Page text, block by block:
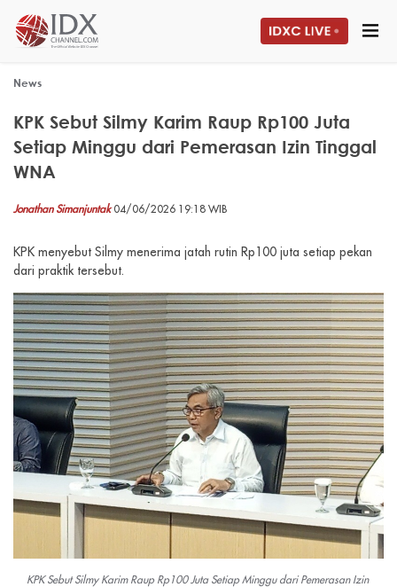
News
KPK Sebut Silmy Karim Raup Rp100 Juta
Setiap Minggu dari Pemerasan Izin Tinggal
WNA
Jonathan Simanjuntak04/06/2026 19:18 WIB
KPK menyebut Silmy menerima jatah rutin Rp100 juta setiap pekan
dari praktik tersebut.
KPK Sebut Silmy Karim Raup Rp100 Juta Setiap Minggu dari Pemerasan Izin